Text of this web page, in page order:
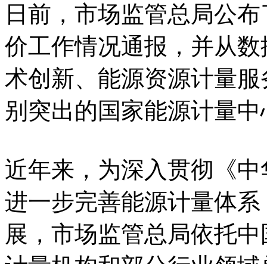
日前，市场监管总局公
价工作情况通报，并从数
术创新、能源资源计量
别突出的国家能源计量
近年来，为深入贯彻《
进一步完善能源计量体
展，市场监管总局依托